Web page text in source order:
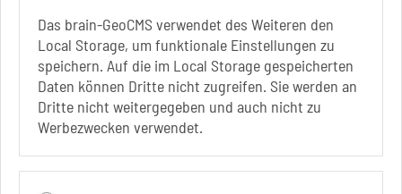
Das brain-GeoCMS verwendet des Weiteren den
Local Storage, um funktionale Einstellungen zu
speichern. Auf die im Local Storage gespeicherten
Daten können Dritte nicht zugreifen. Sie werden an
Dritte nicht weitergegeben und auch nicht zu
Werbezwecken verwendet.
+49 3928 7055-42
info[at]solepark.de
www.visitschoenebeck.de
Infos zur Barrierefreiheit